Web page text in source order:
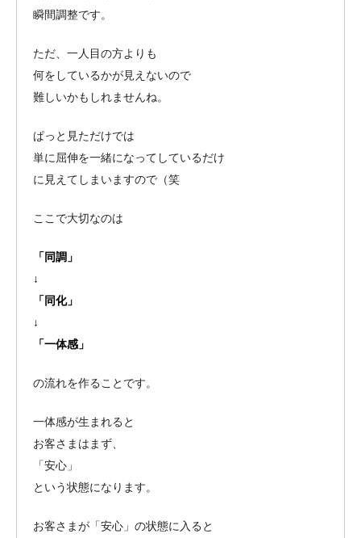
瞬間調整です。
ただ、一人目の方よりも
何をしているかが見えないので
難しいかもしれませんね。
ぱっと見ただけでは
単に屈伸を一緒になってしているだけ
に見えてしまいますので（笑
ここで大切なのは
「同調」
↓
「同化」
↓
「一体感」
の流れを作ることです。
一体感が生まれると
お客さまはまず、
「安心」
という状態になります。
お客さまが「安心」の状態に入ると